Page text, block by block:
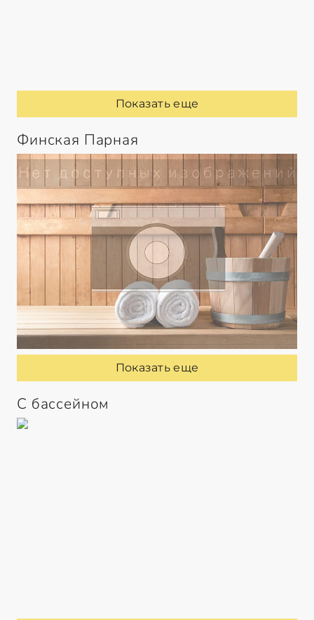
Показать еще
Финская Парная
Показать еще
С бассейном